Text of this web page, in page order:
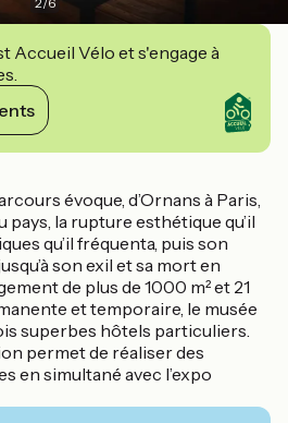
Accueil Vélo et s'engage à
évoque, d’Ornans à Paris,
pays, la rupture esthétique qu’il
qu’il fréquenta, puis son
son exil et sa mort en
de plus de 1000 m² et 21
et temporaire, le musée
superbes hôtels particuliers.
permet de réaliser des
en simultané avec l’expo